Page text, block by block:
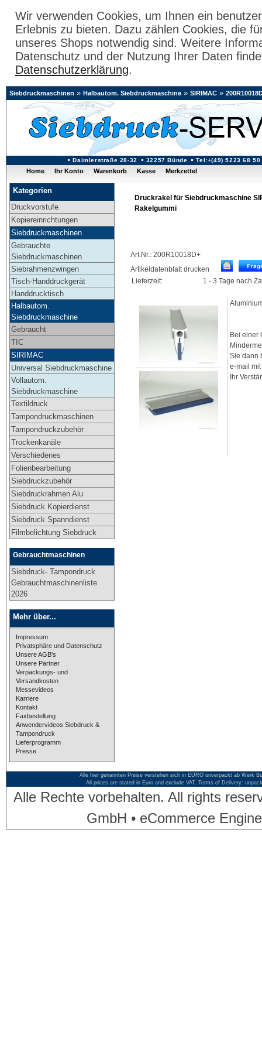
Wir verwenden Cookies, um Ihnen ein
Erlebnis zu bieten. Dazu zählen Cookies, die
unseres Shops notwendig sind. Weitere
Datenschutz und der Nutzung Ihrer Daten
Datenschutzerklärung.
Daimlerstraße 28-32 32257 Bünde Tel:+(49) 5223 68 50
Siebdruckmaschinen » Halbautom. Siebdruckmaschine » SIRIMAC »
Home Ihr Konto Warenkorb Kasse Merkzettel
Kategorien
Druckvorstufe
Kopiereinrichtungen
Siebdruckmaschinen
Gebrauchte
Siebdruckmaschinen
Siebrahmenzwingen
Tisch-Handdruckgerät
Handdrucktisch
Halbautom.
Siebdruckmaschine
Gebraucht
TIC
SIRIMAC
Universal Siebdruckmaschine
Vollautom.
Siebdruckmaschine
Textildruck
Tampondruckmaschinen
Tampondruckzubehör
Trockenkanäle
Verschiedenes
Folienbearbeitung
Siebdruckzubehör
Siebdruckrahmen Alu
Siebdruck Kopierdienst
Siebdruck Spanndienst
Filmbelichtung Siebdruck
Gebrauchtmaschinen
Siebdruck- Tampondruck
Gebrauchtmaschinenliste
2026
Mehr über...
Impressum
Privatsphäre und Datenschutz
Unsere AGB's
Unsere Partner
Verpackungs- und
Versandkosten
Messevideos
Karriere
Kontakt
Faxbestellung
Anwendervideos Siebdruck &
Tampondruck
Lieferprogramm
Presse
Druckrakel für Siebdruckmaschine
Rakelgummi
Art.Nr.: 200R10018D+
Artikeldatenblatt drucken
Lieferzeit:
1 - 3 Tage nach
Bei einer
Sie dann
e-mail
Ihr
Alle hier genannten Preise verstehen sich in EURO unverpackt ab Werk
All prices are stated in Euro and exclude VAT. Terms of Delivery:
Alle Rechte vorbehalten. All rights
GmbH • eCommerce